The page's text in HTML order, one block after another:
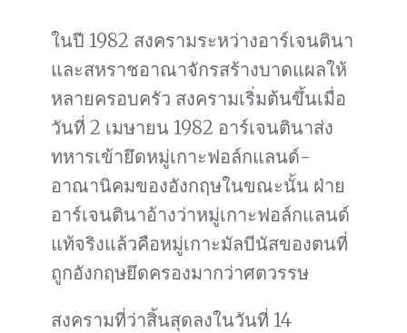
ในปี 1982 สงครามระหว่างอาร์เจนตินา
และสหราชอาณาจักรสร้างบาดแผลให้
หลายครอบครัว สงครามเริ่มต้นขึ้นเมื่อ
วันที่ 2 เมษายน 1982 อาร์เจนตินาส่ง
ทหารเข้ายึดหมู่เกาะฟอล์กแลนด์-
อาณานิคมของอังกฤษในขณะนั้น ฝ่าย
อาร์เจนตินาอ้างว่าหมู่เกาะฟอล์กแลนด์
แท้จริงแล้วคือหมู่เกาะมัลบีนัสของตนที่
ถูกอังกฤษยึดครองมากว่าศตวรรษ
สงครามที่ว่าสิ้นสุดลงในวันที่ 14